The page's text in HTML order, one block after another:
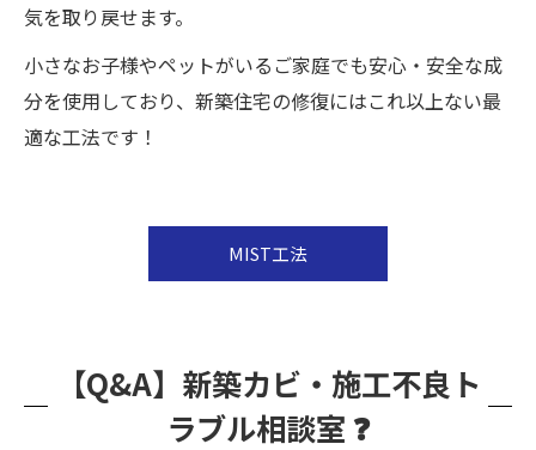
気を取り戻せます。
小さなお子様やペットがいるご家庭でも安心・安全な成
分を使用しており、新築住宅の修復にはこれ以上ない最
適な工法です！
MIST工法
【Q&A】新築カビ・施工不良ト
ラブル相談室 ❓